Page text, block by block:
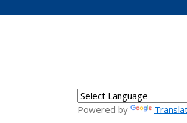
Powered by